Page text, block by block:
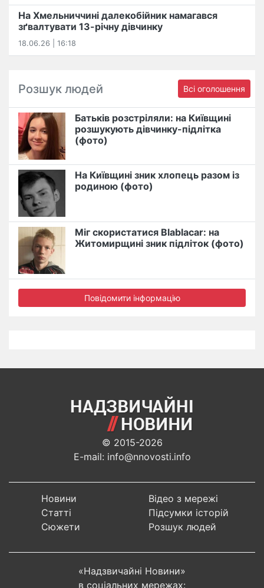
На Хмельниччині далекобійник намагався
зґвалтувати 13-річну дівчинку
18.06.26 | 16:18
Розшук людей Всі оголошення
Батьків розстріляли: на Київщині
розшукують дівчинку-підлітка
(фото)
На Київщині зник хлопець разом із
родиною (фото)
Міг скористатися Blablacar: на
Житомирщині зник підліток (фото)
Повідомити інформацію
© 2015-2026
E-mail: info@nnovosti.info
Новини
Статті
Сюжети
Відео з мережі
Підсумки історій
Розшук людей
«Надзвичайні Новини»
в соціальних мережах: